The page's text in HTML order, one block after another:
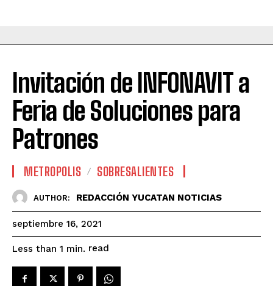
Invitación de INFONAVIT a
Feria de Soluciones para
Patrones
METROPOLIS SOBRESALIENTES
AUTHOR: REDACCIÓN YUCATAN NOTICIAS
septiembre 16, 2021
Less than 1 min. read